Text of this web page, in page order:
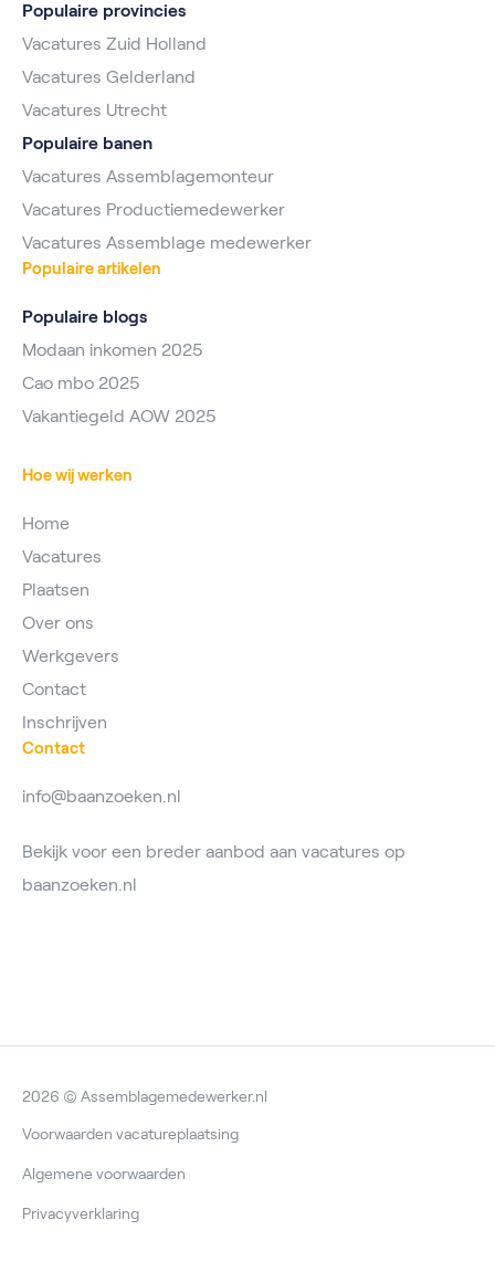
Populaire provincies
Vacatures Zuid Holland
Vacatures Gelderland
Vacatures Utrecht
Populaire banen
Vacatures Assemblagemonteur
Vacatures Productiemedewerker
Vacatures Assemblage medewerker
Populaire artikelen
Populaire blogs
Modaan inkomen 2025
Cao mbo 2025
Vakantiegeld AOW 2025
Hoe wij werken
Home
Vacatures
Plaatsen
Over ons
Werkgevers
Contact
Inschrijven
Contact
info@baanzoeken.nl
Bekijk voor een breder aanbod aan vacatures op
baanzoeken.nl
2026 © Assemblagemedewerker.nl
Voorwaarden vacatureplaatsing
Algemene voorwaarden
Privacyverklaring